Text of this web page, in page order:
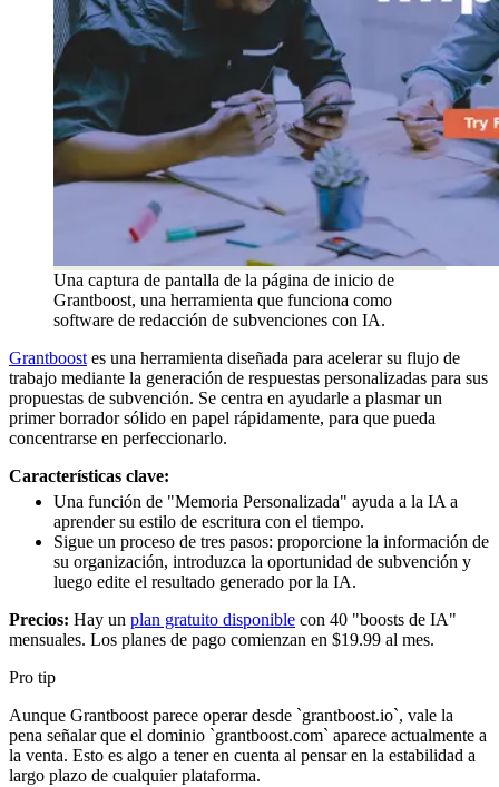
Una captura de pantalla de la página de inicio de
Grantboost, una herramienta que funciona como
software de redacción de subvenciones con IA.
Grantboost es una herramienta diseñada para acelerar su flujo de
trabajo mediante la generación de respuestas personalizadas para sus
propuestas de subvención. Se centra en ayudarle a plasmar un
primer borrador sólido en papel rápidamente, para que pueda
concentrarse en perfeccionarlo.
Características clave:
Una función de "Memoria Personalizada" ayuda a la IA a
aprender su estilo de escritura con el tiempo.
Sigue un proceso de tres pasos: proporcione la información de
su organización, introduzca la oportunidad de subvención y
luego edite el resultado generado por la IA.
Precios: Hay un plan gratuito disponible con 40 "boosts de IA"
mensuales. Los planes de pago comienzan en $19.99 al mes.
Pro tip
Aunque Grantboost parece operar desde `grantboost.io`, vale la
pena señalar que el dominio `grantboost.com` aparece actualmente a
la venta. Esto es algo a tener en cuenta al pensar en la estabilidad a
largo plazo de cualquier plataforma.